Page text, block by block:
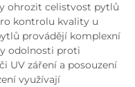
ohrozit celistvost pytlů
kontrolu kvality u
provádějí komplexní
odolnosti proti
UV záření a posouzení
využívají